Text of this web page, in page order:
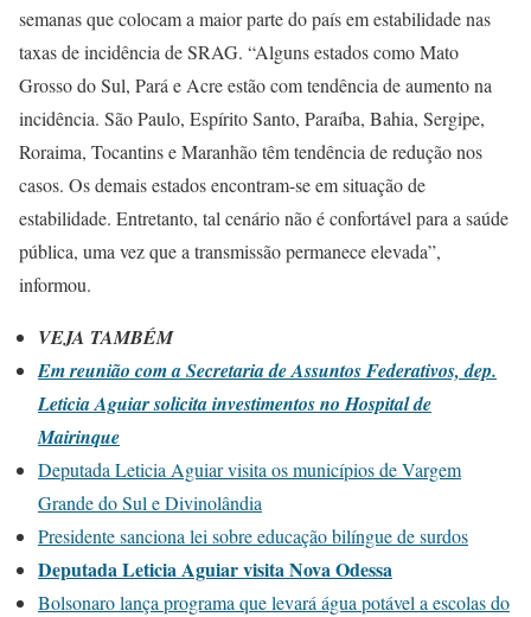
semanas que colocam a maior parte do país em estabilidade nas
taxas de incidência de SRAG. “Alguns estados como Mato
Grosso do Sul, Pará e Acre estão com tendência de aumento na
incidência. São Paulo, Espírito Santo, Paraíba, Bahia, Sergipe,
Roraima, Tocantins e Maranhão têm tendência de redução nos
casos. Os demais estados encontram-se em situação de
estabilidade. Entretanto, tal cenário não é confortável para a saúde
pública, uma vez que a transmissão permanece elevada”,
informou.
VEJA TAMBÉM
Em reunião com a Secretaria de Assuntos Federativos, dep.
Leticia Aguiar solicita investimentos no Hospital de
Mairinque
Deputada Leticia Aguiar visita os municípios de Vargem
Grande do Sul e Divinolândia
Presidente sanciona lei sobre educação bilíngue de surdos
Deputada Leticia Aguiar visita Nova Odessa
Bolsonaro lança programa que levará água potável a escolas do